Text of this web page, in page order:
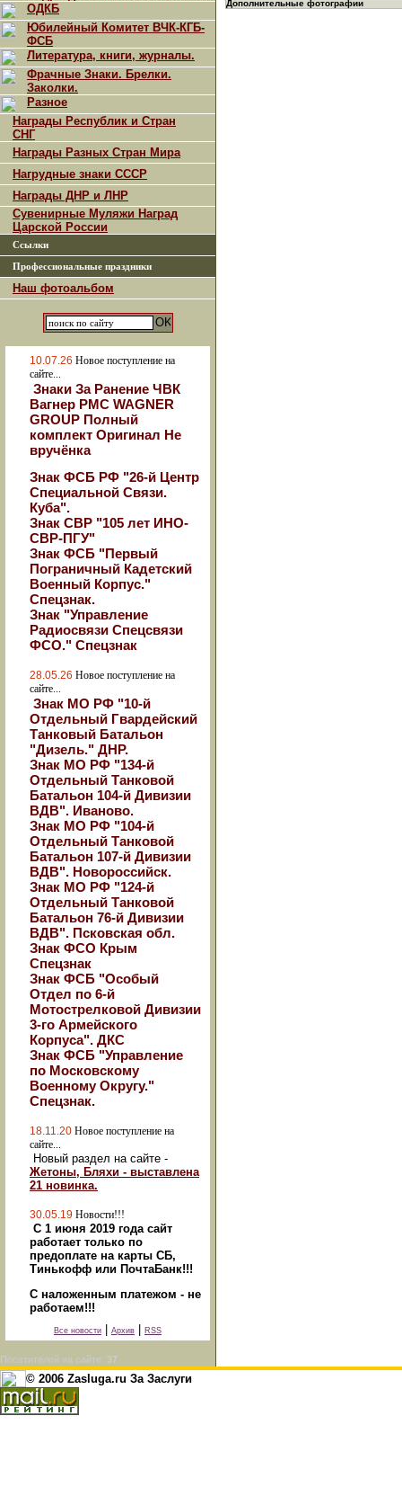
ОДКБ
Юбилейный Комитет ВЧК-КГБ-
ФСБ
Литература, книги, журналы.
Фрачные Знаки. Брелки.
Заколки.
Разное
Награды Республик и Стран
СНГ
Награды Разных Стран Мира
Нагрудные знаки СССР
Награды ДНР и ЛНР
Сувенирные Муляжи Наград
Царской России
Ссылки
Профессиональные праздники
Наш фотоальбом
10.07.26 Новое поступление на
сайте...
Знаки За Ранение ЧВК
Вагнер РМС WAGNER
GROUP Полный
комплект Оригинал Не
вручёнка
Знак ФСБ РФ "26-й Центр
Специальной Связи.
Куба".
Знак СВР "105 лет ИНО-
СВР-ПГУ"
Знак ФСБ "Первый
Пограничный Кадетский
Военный Корпус."
Спецзнак.
Знак "Управление
Радиосвязи Спецсвязи
ФСО." Спецзнак
28.05.26 Новое поступление на
сайте...
Знак МО РФ "10-й
Отдельный Гвардейский
Танковый Батальон
"Дизель." ДНР.
Знак МО РФ "134-й
Отдельный Танковой
Батальон 104-й Дивизии
ВДВ". Иваново.
Знак МО РФ "104-й
Отдельный Танковой
Батальон 107-й Дивизии
ВДВ". Новороссийск.
Знак МО РФ "124-й
Отдельный Танковой
Батальон 76-й Дивизии
ВДВ". Псковская обл.
Знак ФСО Крым
Спецзнак
Знак ФСБ "Особый
Отдел по 6-й
Мотострелковой Дивизии
3-го Армейского
Корпуса". ДКС
Знак ФСБ "Управление
по Московскому
Военному Округу."
Спецзнак.
18.11.20 Новое поступление на
сайте...
Новый раздел на сайте -
Жетоны, Бляхи - выставлена
21 новинка.
30.05.19 Новости!!!
С 1 июня 2019 года сайт
работает только по
предоплате на карты СБ,
Тинькофф или ПочтаБанк!!!
С наложенным платежом - не
работаем!!!
Все новости Архив RSS
Посетителей на сайте: 37
Дополнительные фотографии
© 2006 Zasluga.ru За Заслуги